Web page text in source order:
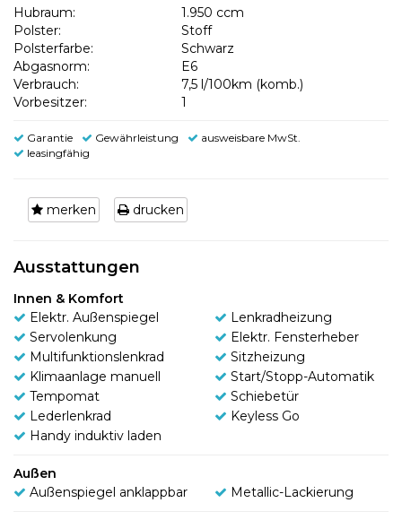
Hubraum:
1.950 ccm
Polster:
Stoff
Polsterfarbe:
Schwarz
Abgasnorm:
E6
Verbrauch:
7,5 l/100km (komb.)
Vorbesitzer:
1
Garantie Gewährleistung
ausweisbare MwSt.
leasingfähig
merken drucken
Ausstattungen
Innen & Komfort
Elektr. Außenspiegel
Lenkradheizung
Servolenkung
Elektr. Fensterheber
Multifunktionslenkrad
Sitzheizung
Klimaanlage manuell
Start/Stopp-Automatik
Tempomat
Schiebetür
Lederlenkrad
Keyless Go
Handy induktiv laden
Außen
Außenspiegel anklappbar
Metallic-Lackierung